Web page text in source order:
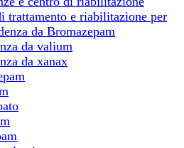
trattamento e riabilitazione per
da Bromazepam
da valium
da xanax